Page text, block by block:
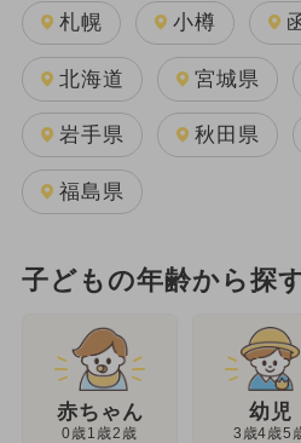
札幌 小樽
北海道 宮城県
岩手県 秋田県
福島県
子どもの年齢から探
赤ちゃん
0歳1歳2歳
幼児
3歳4歳5